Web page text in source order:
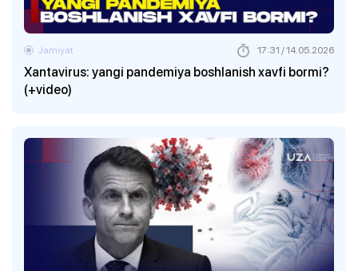
Xantavirus: yangi pandemiya boshlanish xavfi bormi?
(+video)
Jamiyat 17:31 / 14.05.2026